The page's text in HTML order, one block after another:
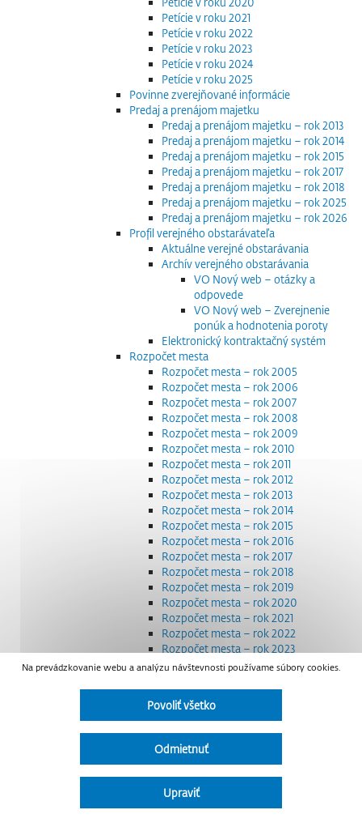
Petície v roku 2021
Petície v roku 2022
Petície v roku 2023
Petície v roku 2024
Petície v roku 2025
Povinne zverejňované informácie
Predaj a prenájom majetku
Predaj a prenájom majetku – rok 2013
Predaj a prenájom majetku – rok 2014
Predaj a prenájom majetku – rok 2015
Predaj a prenájom majetku – rok 2017
Predaj a prenájom majetku – rok 2018
Predaj a prenájom majetku – rok 2025
Predaj a prenájom majetku – rok 2026
Profil verejného obstarávateľa
Aktuálne verejné obstarávania
Archív verejného obstarávania
VO Nový web – otázky a
odpovede
VO Nový web – Zverejnenie
ponúk a hodnotenia poroty
Elektronický kontraktačný systém
Rozpočet mesta
Rozpočet mesta – rok 2005
Rozpočet mesta – rok 2006
Rozpočet mesta – rok 2007
Rozpočet mesta – rok 2008
Rozpočet mesta – rok 2009
Rozpočet mesta – rok 2010
Rozpočet mesta – rok 2011
Rozpočet mesta – rok 2012
Rozpočet mesta – rok 2013
Rozpočet mesta – rok 2014
Rozpočet mesta – rok 2015
Rozpočet mesta – rok 2016
Rozpočet mesta – rok 2017
Rozpočet mesta – rok 2018
Rozpočet mesta – rok 2019
Rozpočet mesta – rok 2020
Rozpočet mesta – rok 2021
Rozpočet mesta – rok 2022
Rozpočet mesta – rok 2023
Rozpočet mesta – rok 2024
Smernice a dokumenty
Strategické dokumenty
Transparentnosť a výdavky na štátnu reklamu
Úradná tabuľa
Detail nariadenia
Zoznam daňových dlžníkov
Na prevádzkovanie webu a analýzu návštevnosti používame súbory cookies.
Povoliť všetko
Odmietnuť
Upraviť